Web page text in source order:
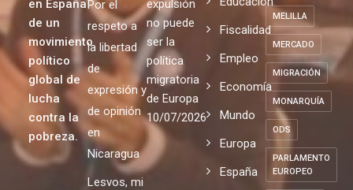
en España
de un
movimiento
político
global de
lucha
contra la
pobreza.
Por el
respeto a
la libertad
de
expresión y
de opinión
en
Nicaragua
Lesvos, mi
expulsión
no puede
ser la
política
migratoria
de Europa
10/07/2026
Fiscalidad
Empleo
Economía
Mundo
Europa
España
MELILLA
MERCADO
MIGRACIÓN
MONARQUÍA
ODS
PARLAMENTO
EUROPEO